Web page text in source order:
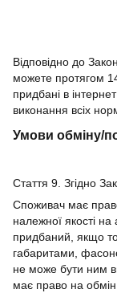
Відповідно до
можете протягом
придбані в
виконання всіх
Умови обміну/
Стаття 9. Згідно
Споживач має
належної якості на
придбаний, якщо
габаритами,
не може бути ним
має право на обмін